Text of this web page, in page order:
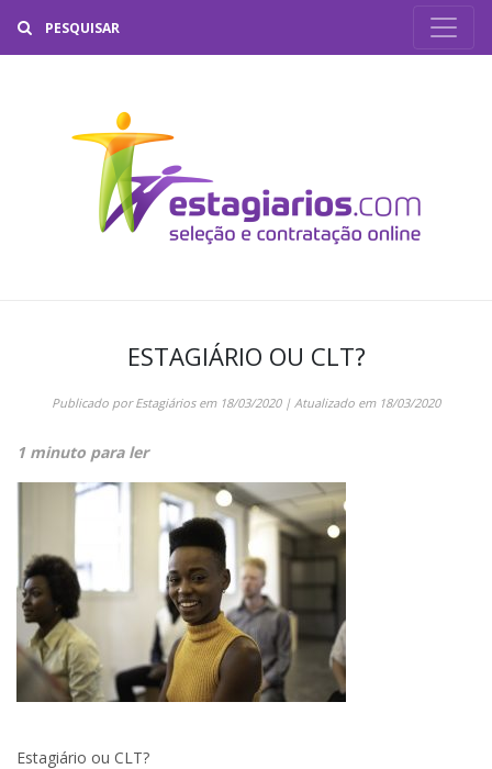
ESTAGIÁRIO OU CLT?
Publicado porEstagiáriosem 18/03/2020| Atualizado em 18/03/2020
1 minuto para ler
Estagiário ou CLT?